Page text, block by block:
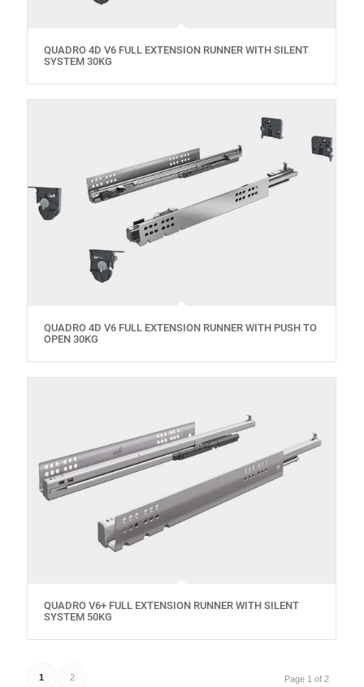
QUADRO 4D V6 FULL EXTENSION RUNNER WITH SILENT
SYSTEM 30KG
QUADRO 4D V6 FULL EXTENSION RUNNER WITH PUSH TO
OPEN 30KG
QUADRO V6+ FULL EXTENSION RUNNER WITH SILENT
SYSTEM 50KG
Page 1 of 2
1 2